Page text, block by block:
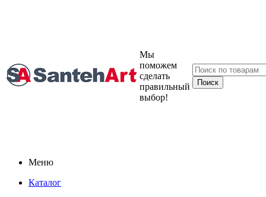
Мы
поможем
сделать
правильный
выбор!
Меню
Каталог